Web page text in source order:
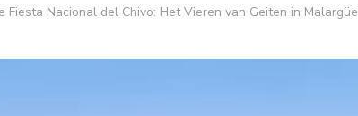
Fiesta Nacional del Chivo: Het Vieren van Geiten in Malargüe